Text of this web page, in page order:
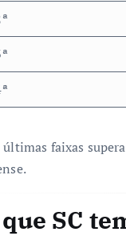
últimas faixas
SC